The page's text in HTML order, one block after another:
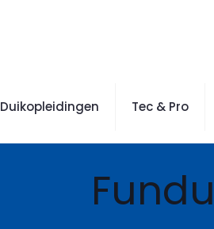
Duikopleidingen Tec & Pro